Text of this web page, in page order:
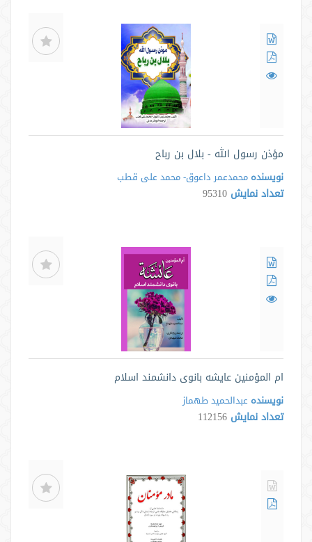
مؤذن رسول الله - بلال بن رباح
نویسنده محمدعمر داعوق- محمد علی قطب
تعداد نمایش 95310
ام المؤمنین عایشه بانوی دانشمند اسلام
نویسنده عبدالحمید طهماز
تعداد نمایش 112156